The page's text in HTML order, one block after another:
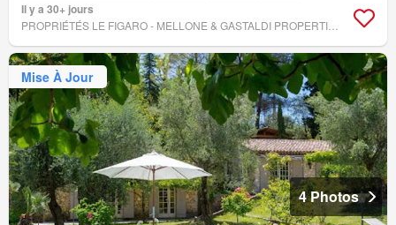
Il y a 30+ jours
Mise À Jour
4 Photos